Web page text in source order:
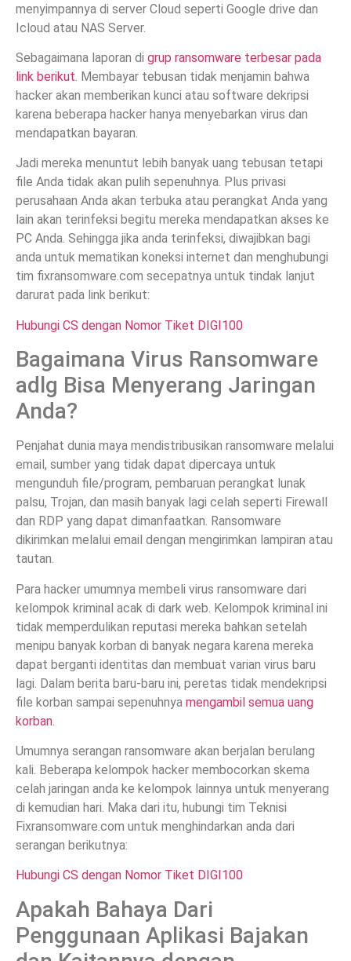
menyimpannya di server Cloud seperti Google drive dan
Icloud atau NAS Server.
Sebagaimana laporan di grup ransomware terbesar pada
link berikut. Membayar tebusan tidak menjamin bahwa
hacker akan memberikan kunci atau software dekripsi
karena beberapa hacker hanya menyebarkan virus dan
mendapatkan bayaran.
Jadi mereka menuntut lebih banyak uang tebusan tetapi
file Anda tidak akan pulih sepenuhnya. Plus privasi
perusahaan Anda akan terbuka atau perangkat Anda yang
lain akan terinfeksi begitu mereka mendapatkan akses ke
PC Anda. Sehingga jika anda terinfeksi, diwajibkan bagi
anda untuk mematikan koneksi internet dan menghubungi
tim fixransomware.com secepatnya untuk tindak lanjut
darurat pada link berikut:
Hubungi CS dengan Nomor Tiket DIGI100
Bagaimana Virus Ransomware
adlg Bisa Menyerang Jaringan
Anda?
Penjahat dunia maya mendistribusikan ransomware melalui
email, sumber yang tidak dapat dipercaya untuk
mengunduh file/program, pembaruan perangkat lunak
palsu, Trojan, dan masih banyak lagi celah seperti Firewall
dan RDP yang dapat dimanfaatkan. Ransomware
dikirimkan melalui email dengan mengirimkan lampiran atau
tautan.
Para hacker umumnya membeli virus ransomware dari
kelompok kriminal acak di dark web. Kelompok kriminal ini
tidak memperdulikan reputasi mereka bahkan setelah
menipu banyak korban di banyak negara karena mereka
dapat berganti identitas dan membuat varian virus baru
lagi. Dalam berita baru-baru ini, peretas tidak mendekripsi
file korban sampai sepenuhnya mengambil semua uang
korban
Umumnya serangan ransomware akan berjalan berulang
kali. Beberapa kelompok hacker membocorkan skema
celah jaringan anda ke kelompok lainnya untuk menyerang
di kemudian hari. Maka dari itu, hubungi tim Teknisi
Fixransomware.com untuk menghindarkan anda dari
serangan berikutnya:
Hubungi CS dengan Nomor Tiket DIGI100
Apakah Bahaya Dari
Penggunaan Aplikasi Bajakan